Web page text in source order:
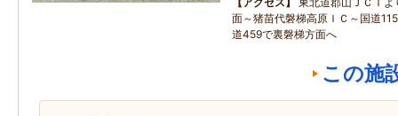
面～猪苗代磐梯高原ＩＣ～国道
道459で裏磐梯方面へ
この施